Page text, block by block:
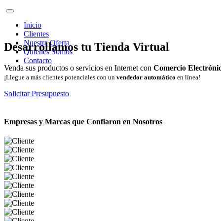
Inicio
Clientes
Nuestra Oferta
Quienes Somos
Contacto
Desarrollamos tu Tienda Virtual
Venda sus productos o servicios en Internet con Comercio
¡Llegue a más clientes potenciales con un vendedor automático en línea!
Solicitar Presupuesto
Empresas y Marcas que Confiaron en Nosotros